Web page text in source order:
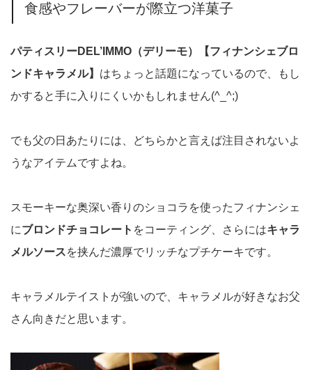
食感やフレーバーが際立つ洋菓子
パティスリーDEL’IMMO（デリーモ）【フィナンシェブロ
ンドキャラメル】 はちょっと話題になっているので、もし
かすると手に入りにくいかもしれません(^_^;)
でも父の日あたりには、どちらかと言えば注目されないよ
うなアイテムですよね。
スモーキーな奥深い香りのショコラを使ったフィナンシェ
にブロンドチョコレート をコーティング、さらにはキャラ
メルソースを挟んだ濃厚でリッチなプチケーキです。
キャラメルテイストが強いので、キャラメルが好きなお父
さん向きだと思います。